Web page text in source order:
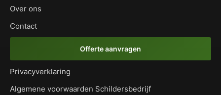
Over ons
Contact
Offerte aanvragen
Privacyverklaring
Algemene voorwaarden Schildersbedrijf